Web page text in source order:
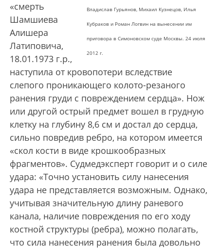
Владислав Гурьянов, Михаил Кузнецов, Илья
Кубраков и Роман Логвин на вынесении им
приговора в Симоновском суде Москвы. 24 июля
2012 г.
«смерть
Шамшиева
Алишера
Латиповича,
18.01.1973 г.р.,
наступила от кровопотери вследствие
слепого проникающего колото-резаного
ранения груди с повреждением сердца». Нож
или другой острый предмет вошел в грудную
клетку на глубину 8,6 см и достал до сердца,
сильно повредив ребро, на котором имеется
«скол кости в виде крошкообразных
фрагментов». Судмедэксперт говорит и о силе
удара: «Точно установить силу нанесения
удара не представляется возможным. Однако,
учитывая значительную длину раневого
канала, наличие повреждения по его ходу
костной структуры (ребра), можно полагать,
что сила нанесения ранения была довольно